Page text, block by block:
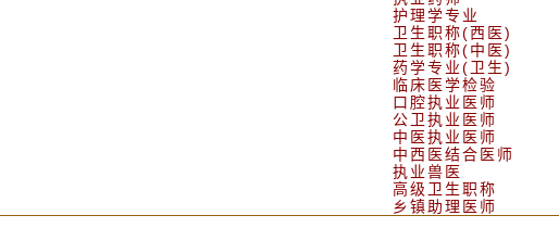
护理学专业
卫生职称(西医)
卫生职称(中医)
药学专业(卫生)
临床医学检验
口腔执业医师
公卫执业医师
中医执业医师
中西医结合医师
执业兽医
高级卫生职称
乡镇助理医师